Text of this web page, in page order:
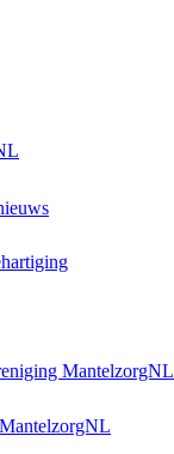
MantelzorgNL